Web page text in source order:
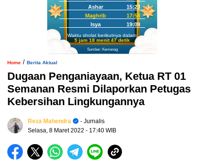
Ashar
15:23
Maghrib
17:58
Isya
19:09
Waktu sholat berikutnya dalam:
5 jam 18 menit 46 detik
Sumber: Kemenag
Home / Berita Aktual
Dugaan Penganiayaan, Ketua RT 01
Semanan Resmi Dilaporkan Petugas
Kebersihan Lingkungannya
Reza Mahendra
- Jurnalis
Selasa, 8 Maret 2022 - 17:40 WIB